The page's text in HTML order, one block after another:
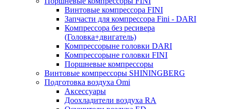
Винтовые компрессора FINI
Запчасти для компрессора Fini - DARI
Компрессора без ресивера
(Головка+двигатель)
Компрессорыне головки DARI
Компрессорыне головки FINI
Поршневые компрессоры
Винтовые компрессоры SHININGBERG
Подготовка воздуха Omi
Аксессуары
Доохладители воздуха RA